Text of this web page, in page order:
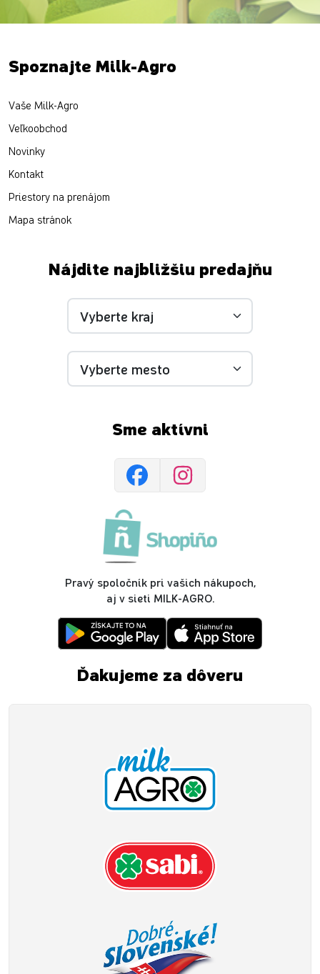
Spoznajte Milk-Agro
Vaše Milk-Agro
Veľkoobchod
Novinky
Kontakt
Priestory na prenájom
Mapa stránok
Nájdite najbližšiu predajňu
Sme aktívni
Pravý spoločník pri vašich nákupoch,
aj v sieti MILK-AGRO.
Ďakujeme za dôveru